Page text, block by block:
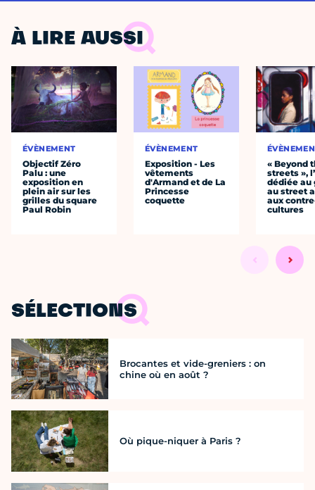
À LIRE AUSSI
ÉVÈNEMENT
Objectif Zéro
Palu : une
exposition en
plein air sur les
grilles du square
Paul Robin
ÉVÈNEMENT
Exposition - Les
vêtements
d'Armand et de La
Princesse
coquette
« Beyond
streets »,
dédiée au
au street
aux
cultures
SÉLECTIONS
Brocantes et vide-greniers : on
chine où en août ?
Où pique-niquer à Paris ?